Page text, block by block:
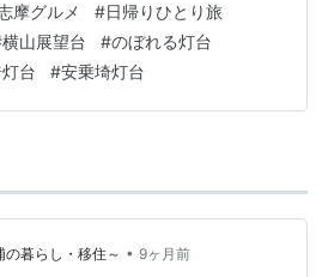
、リアス式海岸が織りなす圧倒的
感じられる場所です。今回は、実
」「歴史」「地元の食文化」を自
リアルな旅の記録をベースに、現
ひとりで気兼ねなく走りた…
摩グルメ #日帰りひとり旅
横山展望台 #のぼれる灯台
台 #安乗埼灯台
暮らし・移住～ • 9ヶ月前